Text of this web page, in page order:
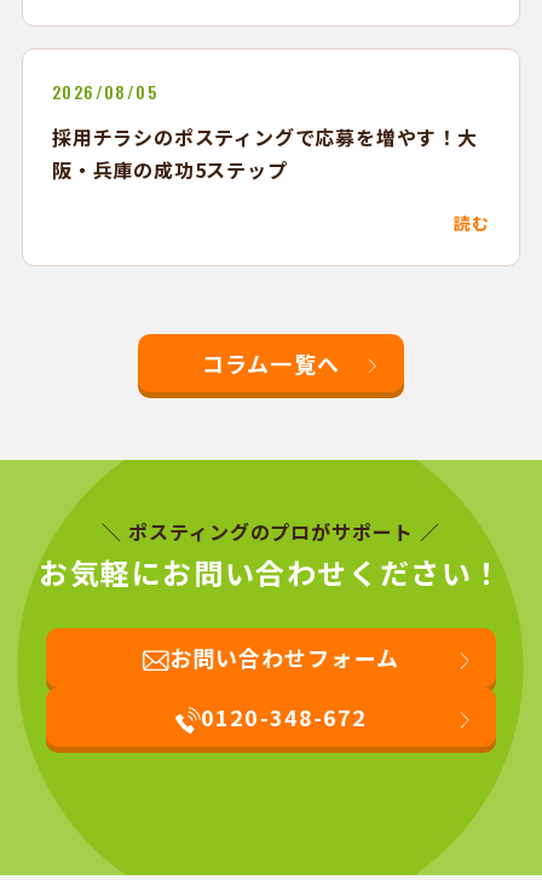
2026/08/05
採用チラシのポスティングで応募を増やす！大
阪・兵庫の成功5ステップ
読む
コラム一覧へ
＼ ポスティングのプロがサポート ／
お気軽にお問い合わせください！
お問い合わせフォーム
0120-348-672